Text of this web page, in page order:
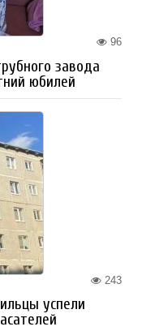
96
завода
юбилей
243
успели